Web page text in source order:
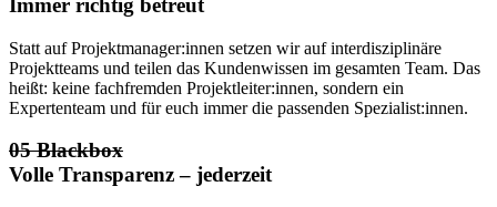
Immer richtig betreut
Statt auf Projektmanager:innen setzen wir auf interdisziplinäre
Projektteams und teilen das Kundenwissen im gesamten Team. Das
heißt: keine fachfremden Projektleiter:innen, sondern ein
Expertenteam und für euch immer die passenden Spezialist:innen.
05 Blackbox
Volle Transparenz – jederzeit